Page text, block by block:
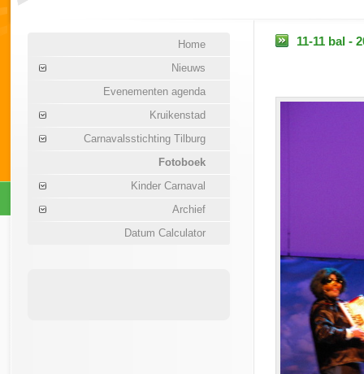
Home
Nieuws
Evenementen agenda
Kruikenstad
Carnavalsstichting Tilburg
Fotoboek
Kinder Carnaval
Archief
Datum Calculator
11-11 bal -